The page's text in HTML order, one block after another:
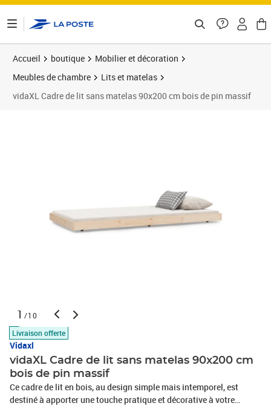
Accueil boutique
Mobilier et décoration
Meubles de chambre
Lits et matelas
vidaXL Cadre de lit sans matelas 90x200 cm bois de pin massif
1 /10
Livraison offerte
Vidaxl
vidaXL Cadre de lit sans matelas 90x200 cm
bois de pin massif
Ce cadre de lit en bois, au design simple mais intemporel, est
destiné à apporter une touche pratique et décorative à votre